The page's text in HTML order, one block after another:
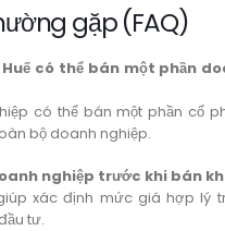
gặp (FAQ)
có thể bán một phần
có thể bán một phần cổ
bộ doanh nghiệp.
nghiệp trước khi bán
xác định mức giá hợp lý
tư.